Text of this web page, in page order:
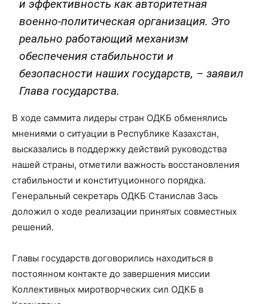
и эффективность как авторитетная
военно-политическая организация. Это
реально работающий механизм
обеспечения стабильности и
безопасности наших государств, – заявил
Глава государства.
В ходе саммита лидеры стран ОДКБ обменялись
мнениями о ситуации в Республике Казахстан,
высказались в поддержку действий руководства
нашей страны, отметили важность восстановления
стабильности и конституционного порядка.
Генеральный секретарь ОДКБ Станислав Зась
доложил о ходе реализации принятых совместных
решений.
Главы государств договорились находиться в
постоянном контакте до завершения миссии
Коллективных миротворческих сил ОДКБ в